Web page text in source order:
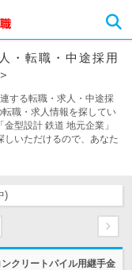
・転職・中途採用
する転職・求人・中途採
職・求人情報を探してい
型設計 鉄道 地元企業」
しいただけるので、あなた
)
クリートパイル用継手金